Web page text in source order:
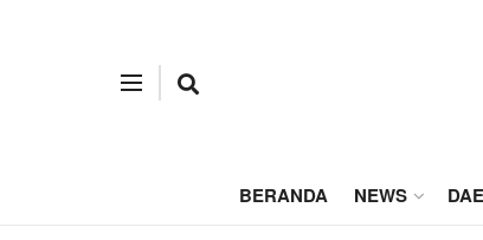
BERANDA NEWS